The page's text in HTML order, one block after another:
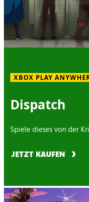
XBOX PLAY
Dispatch
Spiele dieses von der
JETZT KAUFEN